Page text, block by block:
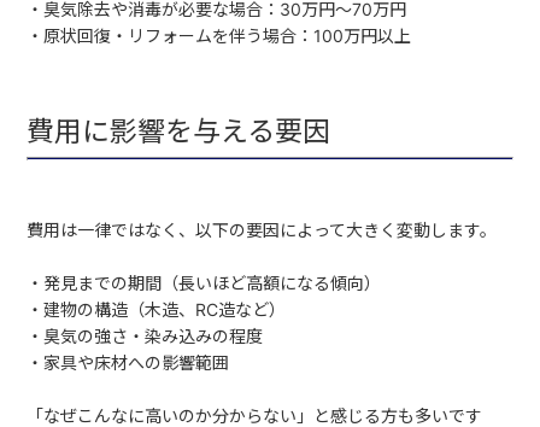
・臭気除去や消毒が必要な場合：30万円〜70万円
・原状回復・リフォームを伴う場合：100万円以上
費用に影響を与える要因
費用は一律ではなく、以下の要因によって大きく変動します。
・発見までの期間（長いほど高額になる傾向）
・建物の構造（木造、RC造など）
・臭気の強さ・染み込みの程度
・家具や床材への影響範囲
「なぜこんなに高いのか分からない」と感じる方も多いです